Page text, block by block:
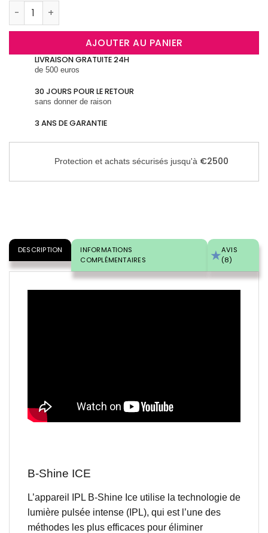
quantité de B-Shine ICE Épilateur Lumière Pulsée, IPL
AJOUTER AU PANIER
LIVRAISON GRATUITE 24H
de 500 euros
30 JOURS POUR LE RETOUR
sans donner de raison
3 ANS DE GARANTIE
Protection et achats sécurisés jusqu'à €2500
DESCRIPTION
INFORMATIONS
COMPLÉMENTAIRES
AVIS
(8)
B-Shine ICE
L’appareil IPL B-Shine Ice utilise la technologie de
lumière pulsée intense (IPL), qui est l’une des
méthodes les plus efficaces pour éliminer